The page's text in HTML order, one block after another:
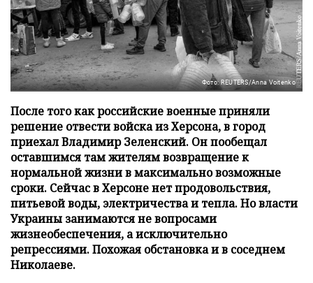
Фото: REUTERS/Anna Voitenko
После того как российские военные приняли
решение отвести войска из Херсона, в город
приехал Владимир Зеленский. Он пообещал
оставшимся там жителям возвращение к
нормальной жизни в максимально возможные
сроки. Сейчас в Херсоне нет продовольствия,
питьевой воды, электричества и тепла. Но власти
Украины занимаются не вопросами
жизнеобеспечения, а исключительно
репрессиями. Похожая обстановка и в соседнем
Николаеве.